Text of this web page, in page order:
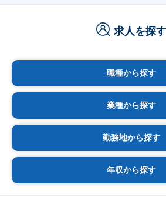
求人を探す
職種から探す
業種から探す
勤務地から探す
年収から探す